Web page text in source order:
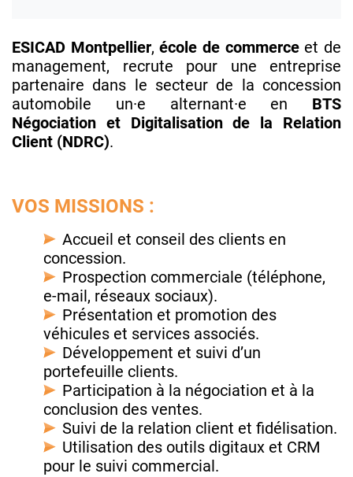
ESICAD Montpellier,école de commerceet de
management, recrute pour une entreprise
partenaire dans le secteur de la concession
automobile un·e alternant·e en BTS
Négociation et Digitalisation de la Relation
Client (NDRC).
VOS MISSIONS :
Accueil et conseil des clients en
concession.
Prospection commerciale (téléphone,
e-mail, réseaux sociaux).
Présentation et promotion des
véhicules et services associés.
Développement et suivi d’un
portefeuille clients.
Participation à la négociation et à la
conclusion des ventes.
Suivi de la relation client et fidélisation.
Utilisation des outils digitaux et CRM
pour le suivi commercial.